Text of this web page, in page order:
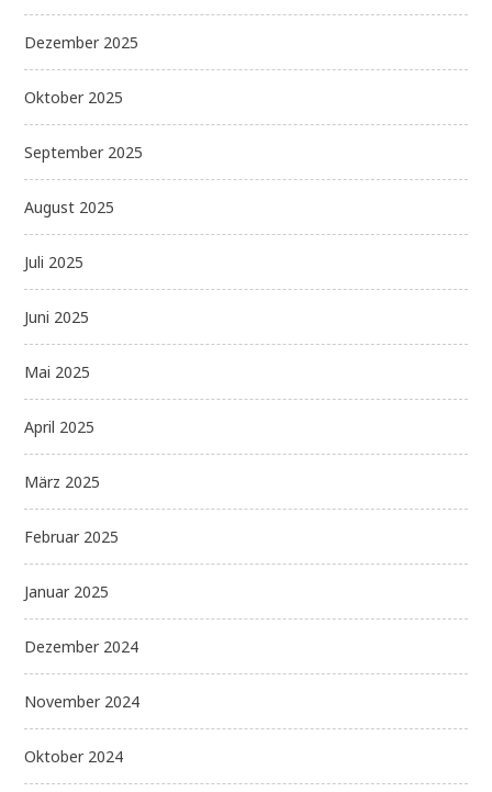
Dezember 2025
Oktober 2025
September 2025
August 2025
Juli 2025
Juni 2025
Mai 2025
April 2025
März 2025
Februar 2025
Januar 2025
Dezember 2024
November 2024
Oktober 2024